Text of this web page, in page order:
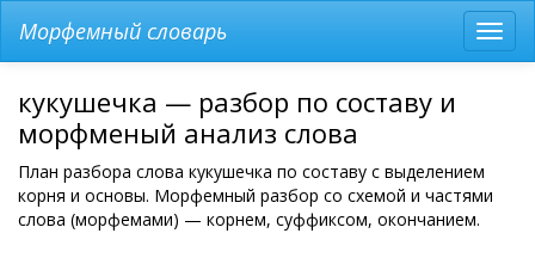
меню
Морфемный словарь
кукушечка — разбор по составу и
морфменый анализ слова
План разбора слова кукушечка по составу с выделением
корня и основы. Морфемный разбор со схемой и частями
слова (морфемами) — корнем, суффиксом, окончанием.